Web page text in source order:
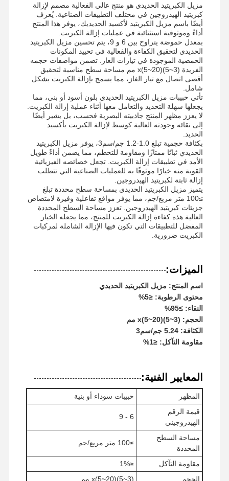
منزل
مزيل الكبريتيد الحديدي هو منتج عالي الفعالية مصمم لإزالة
كبريتيد الهيدروجين في مختلف التطبيقات الصناعية. يُعرف
أيضًا باسم مزيل الكبريتيد لأكسيد الحديديك، يوفر هذا المنتج
أداءً وموثوقية استثنائية في عمليات إزالة الكبريت.
بمعدل حموضة يتراوح بين 6 و 9، يتم تحسين مزيل الكبريتيد
الحديدي لتحقيق الكفاءة والفعالية في تحييد المكونات
الحمضية الموجودة في تيارات الغاز. تضمن مواصفات حجمه
الفريدة (3~5)x(5~20) مم مساحة سطح مناسبة لتحقيق
أقصى اتصال مع تيار الغاز، مما يسمح بإزالة الكبريت بشكل
شامل.
تأتي حبيبات مزيل الكبريتيد الحديدي بلون أسود أو بني، مما
يجعلها سهلة التحديد والتعامل معها أثناء عملية إزالة الكبريت.
لا يعزز مظهر المنتج جاذبيته البصرية فحسب، بل يشير أيضًا
إلى نقائه وجودته العالية كوسط لإزالة الكبريت بأكسيد
الحديد.
بكثافة حجمية تبلغ 1.0-1.2 جم/سم3، يوفر مزيل الكبريتيد
الحديدي ثباتًا ممتازًا ومقاومة للتحطم، مما يضمن أداءً طويل
الأمد في تطبيقات إزالة الكبريت. تجعل خصائصه الفيزيائية
القوية منه خيارًا موثوقًا به للعمليات الصناعية التي تتطلب
إزالة ثابتة لكبريتيد الهيدروجين.
يتميز مزيل الكبريتيد الحديدي بمساحة سطح محددة تبلغ
≥100 متر مربع/جم، مما يوفر مواقع تفاعلية وفيرة لامتصاص
جزيئات كبريتيد الهيدروجين. تعزز مساحة السطح المحددة
العالية هذه كفاءة إزالة الكبريت للمنتج، مما يجعله الخيار
المفضل للتطبيقات التي تكون فيها الإزالة الشاملة لمركبات
الكبريت ضرورية.
الميزات:
اسم المنتج: مزيل الكبريتيد الحديدي
محتوى الرطوبة: ≤5%
النقاء: ≥95%
الحجم: (3~5)x(5~20) مم
الكثافة: 5.24 جم/سم3
مقاومة التآكل: ≤1%
المعايير الفنية:
المظهر
حبيبات سوداء أو بنية
قيمة الرقم
الهيدروجيني
6 - 9
مساحة السطح
المحددة
≥100 متر مربع/جم
مقاومة التآكل
≤1%
الحجم
(3~5)x(5~20) مم